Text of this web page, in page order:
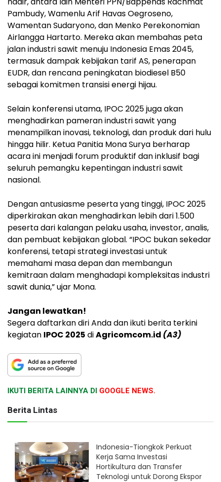
Pambudy, Wamenlu Arif Havas Oegroseno,
Wamentan Sudaryono, dan Menko Perekonomian
Airlangga Hartarto. Mereka akan membahas peta
jalan industri sawit menuju Indonesia Emas 2045,
termasuk dampak kebijakan tarif AS, penerapan
EUDR, dan rencana peningkatan biodiesel B50
sebagai komitmen transisi energi hijau.
Selain konferensi utama, IPOC 2025 juga akan
menghadirkan pameran industri sawit yang
menampilkan inovasi, teknologi, dan produk dari hulu
hingga hilir. Ketua Panitia Mona Surya berharap
acara ini menjadi forum produktif dan inklusif bagi
seluruh pemangku kepentingan industri sawit
nasional.
Dengan antusiasme peserta yang tinggi, IPOC 2025
diperkirakan akan menghadirkan lebih dari 1.500
peserta dari kalangan pelaku usaha, investor, analis,
dan pembuat kebijakan global. “IPOC bukan sekedar
konferensi, tetapi strategi investasi untuk
memahami masa depan dan membangun
kemitraan dalam menghadapi kompleksitas industri
sawit dunia,” ujar Mona.
Jangan lewatkan!
Segera daftarkan diri Anda dan ikuti berita terkini
kegiatan IPOC 2025 diAgricomcom.id (A3)
IKUTI BERITA LAINNYA DI GOOGLE NEWS.
Berita Lintas
Indonesia-Tiongkok Perkuat
Kerja Sama Investasi
Hortikultura dan Transfer
Teknologi untuk Dorong Ekspor